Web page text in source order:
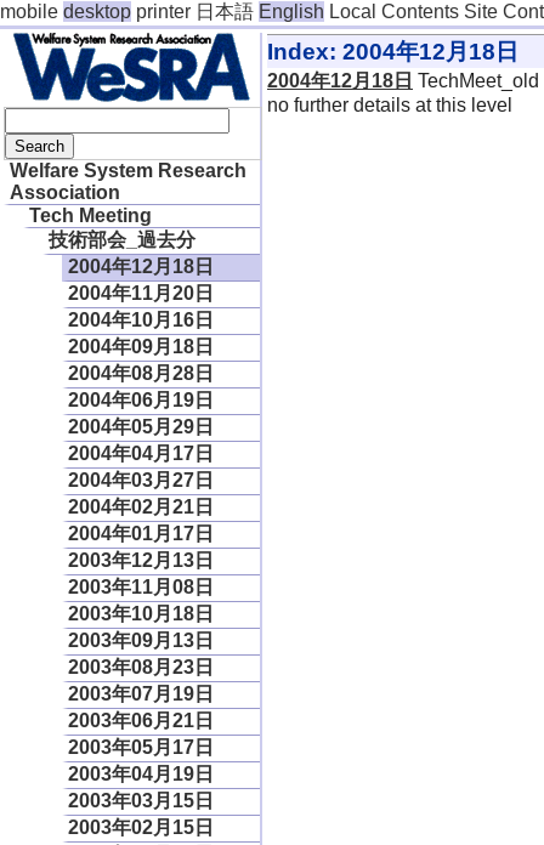
mobile desktop printer 日本語 English Local Contents Site
Welfare System Research
Association
Tech Meeting
技術部会_過去分
2004年12月18日
2004年11月20日
2004年10月16日
2004年09月18日
2004年08月28日
2004年06月19日
2004年05月29日
2004年04月17日
2004年03月27日
2004年02月21日
2004年01月17日
2003年12月13日
2003年11月08日
2003年10月18日
2003年09月13日
2003年08月23日
2003年07月19日
2003年06月21日
2003年05月17日
2003年04月19日
2003年03月15日
2003年02月15日
Index: 2004年12月18日
2004年12月18日 TechMeet_old
no further details at this level